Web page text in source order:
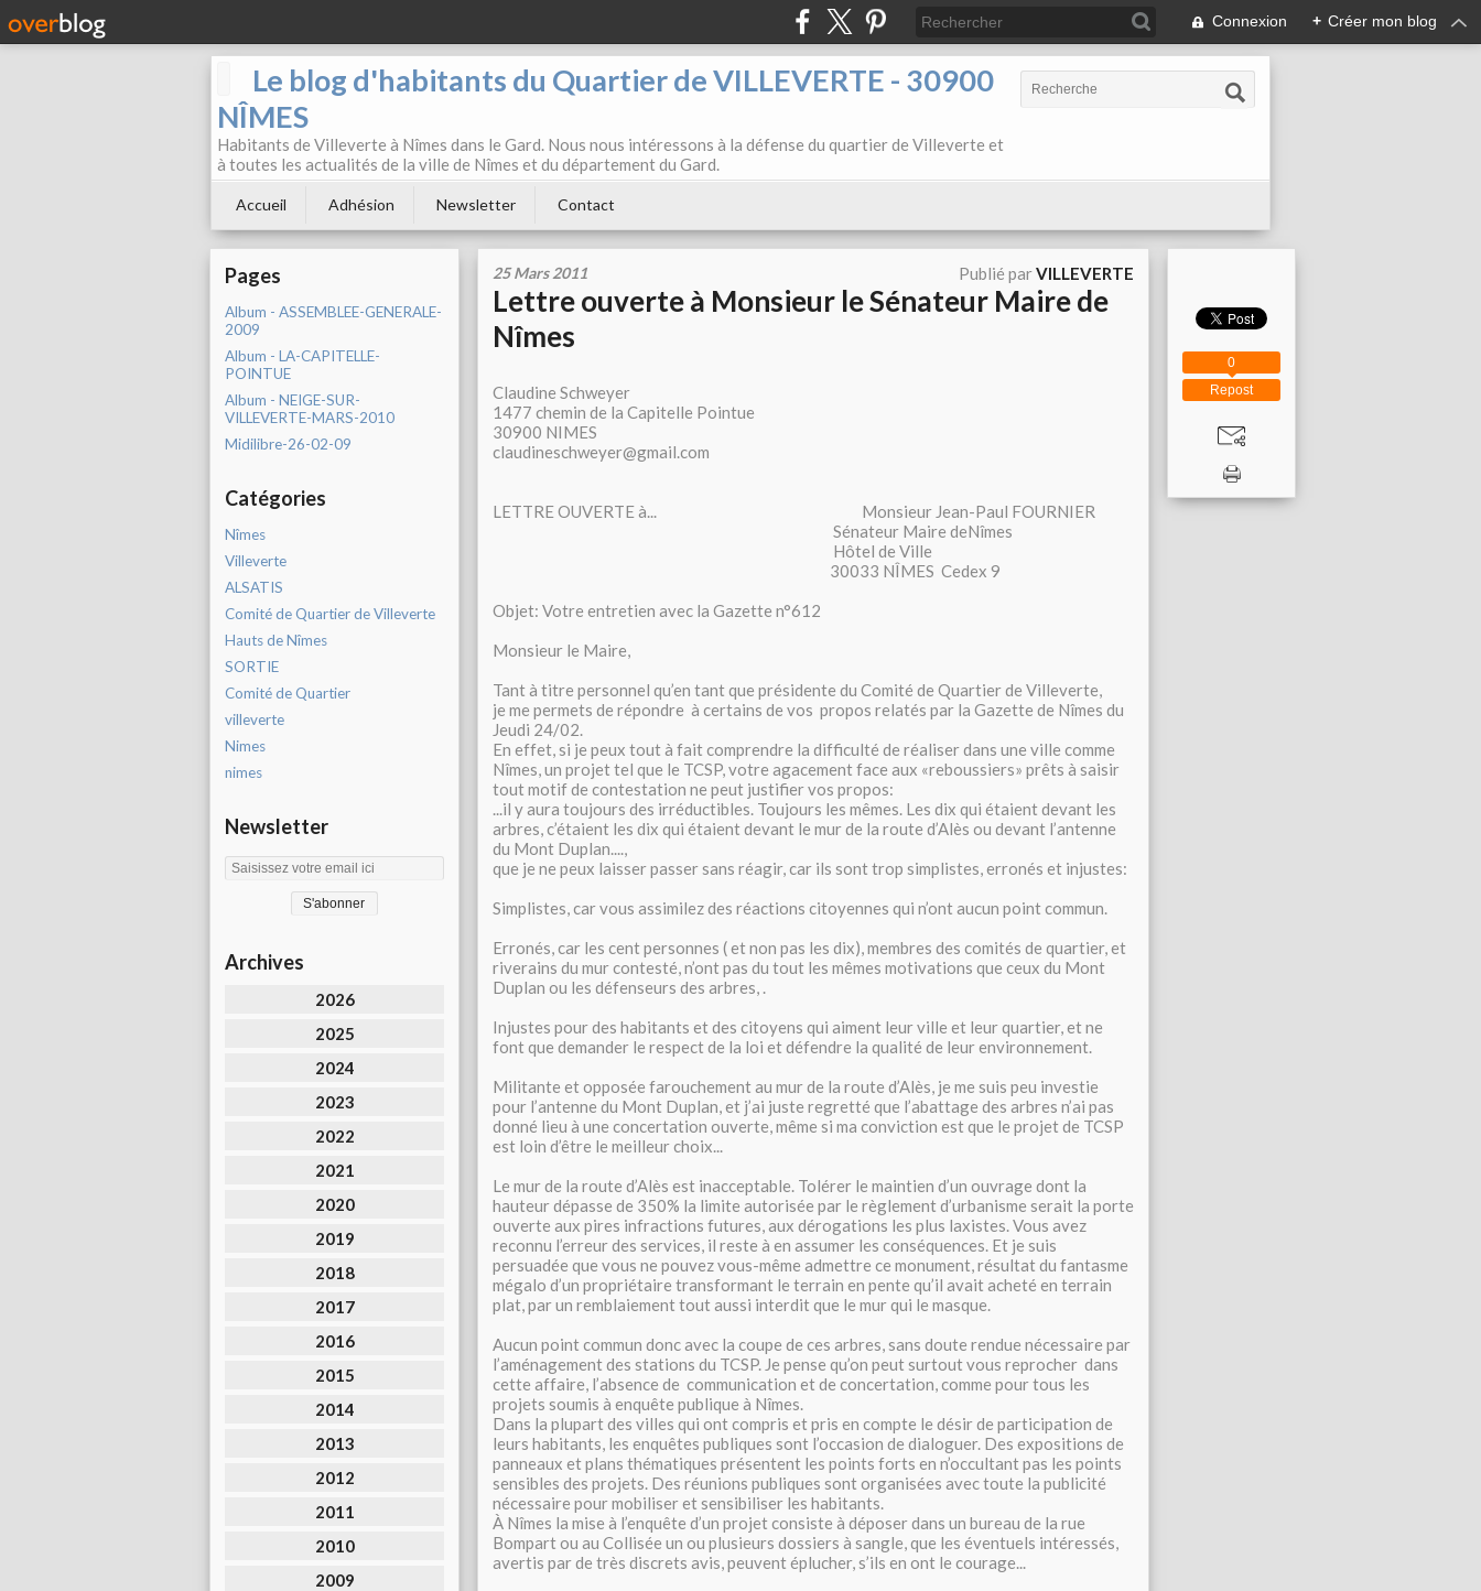
Connexion + Créer mon blog
Le blog d'habitants du Quartier de VILLEVERTE - 30900
NÎMES
Habitants de Villeverte à Nîmes dans le Gard. Nous nous intéressons à la défense du quartier de Villeverte et
à toutes les actualités de la ville de Nîmes et du département du Gard.
Accueil Adhésion Newsletter Contact
Pages
Album - ASSEMBLEE-GENERALE-
2009
Album - LA-CAPITELLE-
POINTUE
Album - NEIGE-SUR-
VILLEVERTE-MARS-2010
Midilibre-26-02-09
Catégories
Nîmes
Villeverte
ALSATIS
Comité de Quartier de Villeverte
Hauts de Nîmes
SORTIE
Comité de Quartier
villeverte
Nimes
nimes
Newsletter
Archives
2026
2025
2024
2023
2022
2021
2020
2019
2018
2017
2016
2015
2014
2013
2012
2011
2010
2009
25 Mars 2011 Publié parVILLEVERTE
Lettre ouverte à Monsieur le Sénateur Maire de
Nîmes
Claudine Schweyer
1477 chemin de la Capitelle Pointue
30900 NIMES
claudineschweyer@gmail.com
LETTRE OUVERTE à... Monsieur Jean-Paul FOURNIER
Sénateur Maire deNîmes
Hôtel de Ville
30033 NÎMES Cedex 9
Objet: Votre entretien avec la Gazette n°612
Monsieur le Maire,
Tant à titre personnel qu’en tant que présidente du Comité de Quartier de Villeverte,
je me permets de répondre à certains de vos propos relatés par la Gazette de Nîmes du
Jeudi 24/02.
En effet, si je peux tout à fait comprendre la difficulté de réaliser dans une ville comme
Nîmes, un projet tel que le TCSP, votre agacement face aux «reboussiers» prêts à saisir
tout motif de contestation ne peut justifier vos propos:
...il y aura toujours des irréductibles. Toujours les mêmes. Les dix qui étaient devant les
arbres, c’étaient les dix qui étaient devant le mur de la route d’Alès ou devant l’antenne
du Mont Duplan....,
que je ne peux laisser passer sans réagir, car ils sont trop simplistes, erronés et injustes:
Simplistes, car vous assimilez des réactions citoyennes qui n’ont aucun point commun.
Erronés, car les cent personnes ( et non pas les dix), membres des comités de quartier, et
riverains du mur contesté, n’ont pas du tout les mêmes motivations que ceux du Mont
Duplan ou les défenseurs des arbres, .
Injustes pour des habitants et des citoyens qui aiment leur ville et leur quartier, et ne
font que demander le respect de la loi et défendre la qualité de leur environnement.
Militante et opposée farouchement au mur de la route d’Alès, je me suis peu investie
pour l’antenne du Mont Duplan, et j’ai juste regretté que l’abattage des arbres n’ai pas
donné lieu à une concertation ouverte, même si ma conviction est que le projet de TCSP
est loin d’être le meilleur choix...
Le mur de la route d’Alès est inacceptable. Tolérer le maintien d’un ouvrage dont la
hauteur dépasse de 350% la limite autorisée par le règlement d’urbanisme serait la porte
ouverte aux pires infractions futures, aux dérogations les plus laxistes. Vous avez
reconnu l’erreur des services, il reste à en assumer les conséquences. Et je suis
persuadée que vous ne pouvez vous-même admettre ce monument, résultat du fantasme
mégalo d’un propriétaire transformant le terrain en pente qu’il avait acheté en terrain
plat, par un remblaiement tout aussi interdit que le mur qui le masque.
Aucun point commun donc avec la coupe de ces arbres, sans doute rendue nécessaire par
l’aménagement des stations du TCSP. Je pense qu’on peut surtout vous reprocher dans
cette affaire, l’absence de communication et de concertation, comme pour tous les
projets soumis à enquête publique à Nîmes.
Dans la plupart des villes qui ont compris et pris en compte le désir de participation de
leurs habitants, les enquêtes publiques sont l’occasion de dialoguer. Des expositions de
panneaux et plans thématiques présentent les points forts en n’occultant pas les points
sensibles des projets. Des réunions publiques sont organisées avec toute la publicité
nécessaire pour mobiliser et sensibiliser les habitants.
À Nîmes la mise à l’enquête d’un projet consiste à déposer dans un bureau de la rue
Bompart ou au Collisée un ou plusieurs dossiers à sangle, que les éventuels intéressés,
avertis par de très discrets avis, peuvent éplucher, s’ils en ont le courage...
Repost
0